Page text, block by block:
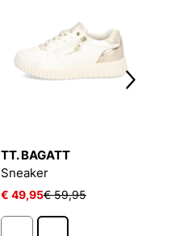
TT. BAGATT
Sneaker
€ 49,95€ 59,95